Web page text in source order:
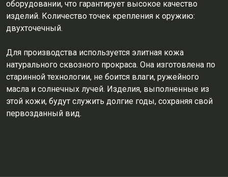
оборудовании, что гарантирует высокое качество
изделий. Количество точек крепления к оружию:
двухточечный.
Для производства используется элитная кожа
натурального сквозного прокраса. Она изготовлена по
старинной технологии, не боится влаги, ружейного
масла и солнечных лучей. Изделия, выполненные из
этой кожи, будут служить долгие годы, сохраняя свой
первозданный вид.